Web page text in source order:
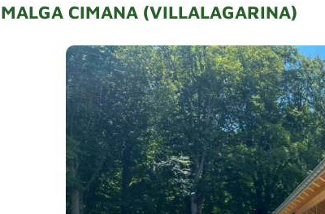
MALGA CIMANA (VILLALAGARINA)